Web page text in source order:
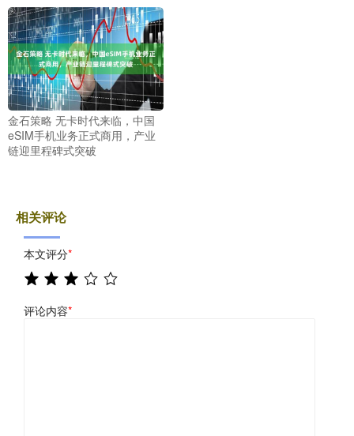
金石策略 无卡时代来临，中国
eSIM手机业务正式商用，产业
链迎里程碑式突破
相关评论
本文评分*
评论内容*